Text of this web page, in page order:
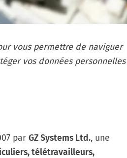
vous permettre de naviguer
vos données personnelles
par GZ Systems Ltd., une
télétravailleurs,